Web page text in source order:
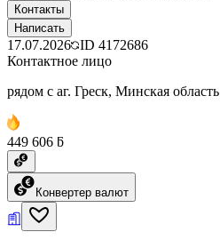
Контакты
Написать
17.07.2026 ID 4172686
Контактное лицо
рядом с аг. Греск, Минская область
449 606 ƃ
Конвертер валют